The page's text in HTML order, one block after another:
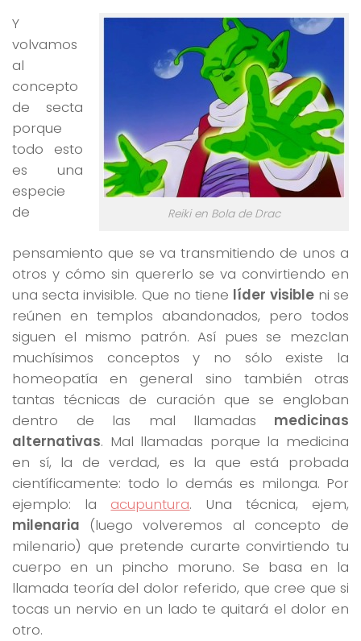
Reiki en Bola de Drac
Y
volvamos
al
concepto
de secta
porque
todo esto
es una
especie
de
pensamiento que se va transmitiendo de unos a
otros y cómo sin quererlo se va convirtiendo en
una secta invisible. Que no tiene líder visibleni se
reúnen en templos abandonados, pero todos
siguen el mismo patrón. Así pues se mezclan
muchísimos conceptos y no sólo existe la
homeopatía en general sino también otras
tantas técnicas de curación que se engloban
dentro de las mal llamadas medicinas
alternativas. Mal llamadas porque la medicina
en sí, la de verdad, es la que está probada
científicamente: todo lo demás es milonga. Por
ejemplo: la acupuntura. Una técnica, ejem,
milenaria (luego volveremos al concepto de
milenario) que pretende curarte convirtiendo tu
cuerpo en un pincho moruno. Se basa en la
llamada teoría del dolor referido, que cree que si
tocas un nervio en un lado te quitará el dolor en
otro.